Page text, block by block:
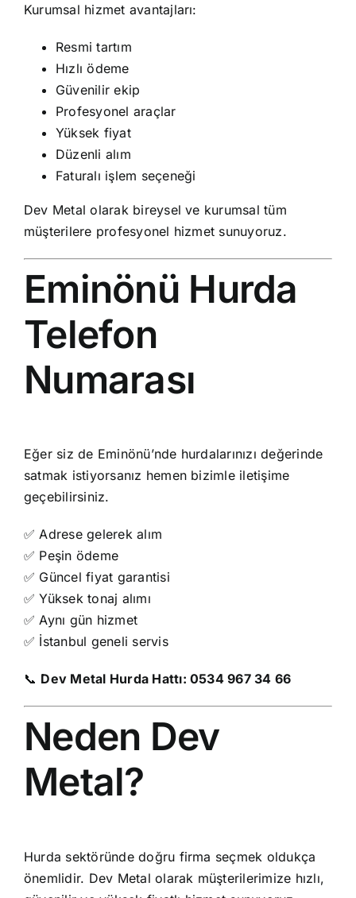
Kurumsal hizmet avantajları:
Resmi tartım
Hızlı ödeme
Güvenilir ekip
Profesyonel araçlar
Yüksek fiyat
Düzenli alım
Faturalı işlem seçeneği
Dev Metal olarak bireysel ve kurumsal tüm
müşterilere profesyonel hizmet sunuyoruz.
Eminönü Hurda
Telefon
Numarası
Eğer siz de Eminönü’nde hurdalarınızı değerinde
satmak istiyorsanız hemen bizimle iletişime
geçebilirsiniz.
✅ Adrese gelerek alım
✅ Peşin ödeme
✅ Güncel fiyat garantisi
✅ Yüksek tonaj alımı
✅ Aynı gün hizmet
✅ İstanbul geneli servis
📞 Dev Metal Hurda Hattı:0534 967 34 66
Neden Dev
Metal?
Hurda sektöründe doğru firma seçmek oldukça
önemlidir. Dev Metal olarak müşterilerimize hızlı,